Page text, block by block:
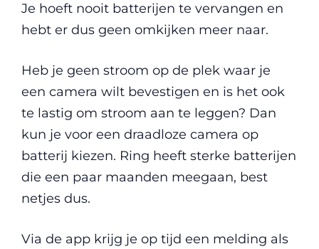
Je hoeft nooit batterijen te vervangen en
hebt er dus geen omkijken meer naar.
Heb je geen stroom op de plek waar je
een camera wilt bevestigen en is het ook
te lastig om stroom aan te leggen? Dan
kun je voor een draadloze camera op
batterij kiezen. Ring heeft sterke batterijen
die een paar maanden meegaan, best
netjes dus.
Via de app krijg je op tijd een melding als